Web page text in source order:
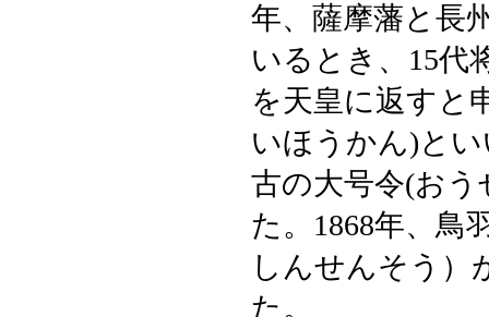
年、薩摩藩と長
いるとき、15代
を天皇に返すと
いほうかん)と
古の大号令(お
た。1868年、鳥
しんせんそう）
た。